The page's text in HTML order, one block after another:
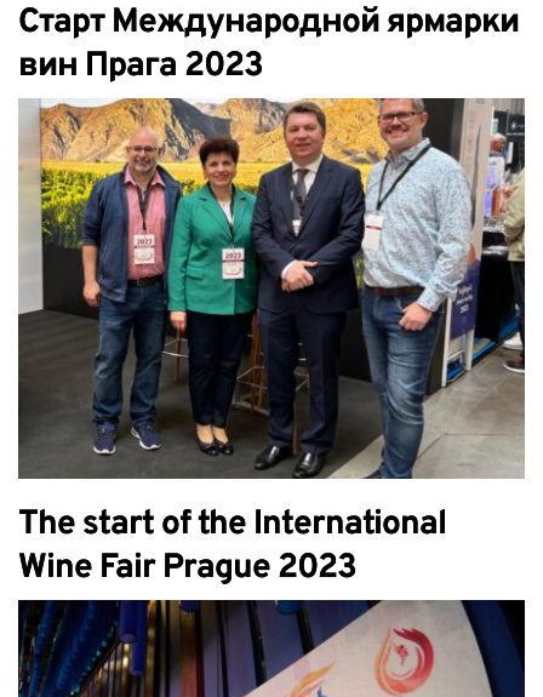
Старт Международной ярмарки
вин Прага 2023
The start of the International
Wine Fair Prague 2023